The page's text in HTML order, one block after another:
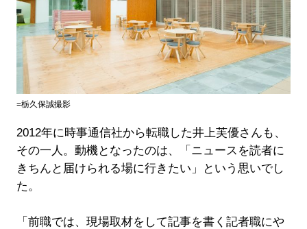
=栃久保誠撮影
2012年に時事通信社から転職した井上芙優さんも、
その一人。動機となったのは、「ニュースを読者に
きちんと届けられる場に行きたい」という思いでし
た。
「前職では、現場取材をして記事を書く記者職にや